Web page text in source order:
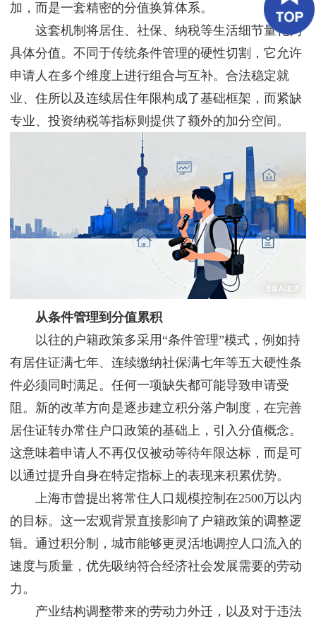
好
评
新
闻
资
加，而是一套精密的分值换算体系。
这套机制将居住、社保、纳税等生活细节量化为
具体分值。不同于传统条件管理的硬性切割，它允许
申请人在多个维度上进行组合与互补。合法稳定就
业、住所以及连续居住年限构成了基础框架，而紧缺
专业、投资纳税等指标则提供了额外的加分空间。
从条件管理到分值累积
以往的户籍政策多采用“条件管理”模式，例如持
有居住证满七年、连续缴纳社保满七年等五大硬性条
件必须同时满足。任何一项缺失都可能导致申请受
阻。新的改革方向是逐步建立积分落户制度，在完善
居住证转办常住户口政策的基础上，引入分值概念。
这意味着申请人不再仅仅被动等待年限达标，而是可
以通过提升自身在特定指标上的表现来积累优势。
上海市曾提出将常住人口规模控制在2500万以内
的目标。这一宏观背景直接影响了户籍政策的调整逻
辑。通过积分制，城市能够更灵活地调控人口流入的
速度与质量，优先吸纳符合经济社会发展需要的劳动
力。
产业结构调整带来的劳动力外迁，以及对于违法